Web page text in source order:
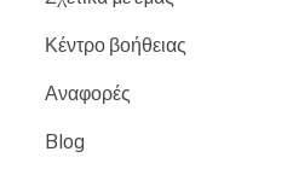
Κέντρο βοήθειας
Αναφορές
Blog